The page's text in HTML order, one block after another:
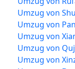
Umzug von
Umzug von
Umzug von
Umzug von
Umzug von